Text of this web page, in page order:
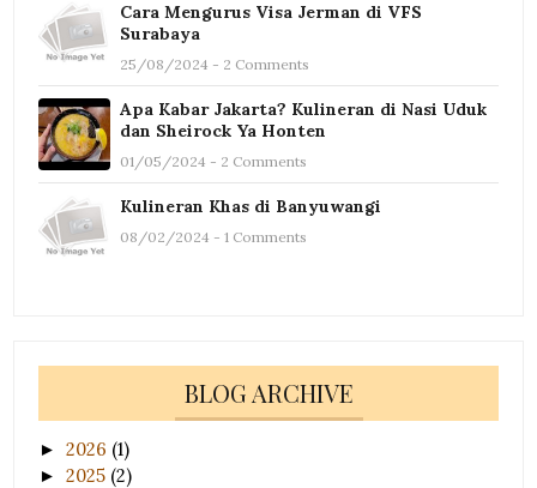
Cara Mengurus Visa Jerman di VFS
Surabaya
25/08/2024 - 2 Comments
Apa Kabar Jakarta? Kulineran di Nasi Uduk
dan Sheirock Ya Honten
01/05/2024 - 2 Comments
Kulineran Khas di Banyuwangi
08/02/2024 - 1 Comments
BLOG ARCHIVE
►2026 (1)
►2025 (2)